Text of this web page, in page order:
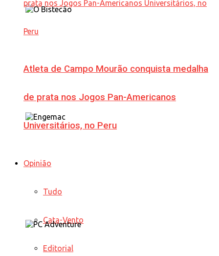
Atleta de Campo Mourão conquista medalha
de prata nos Jogos Pan-Americanos
Universitários, no Peru
Opinião
Tudo
Cata-Vento
Editorial